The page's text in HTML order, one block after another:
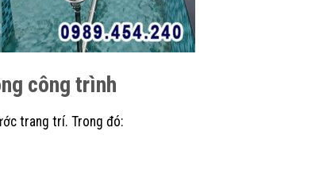
công trình
trang trí. Trong đó: